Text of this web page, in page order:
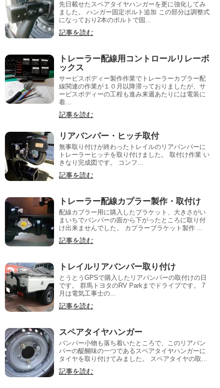
先日載せたスペアタイヤハンガーを更に強化してみ
ました。 ハンガー固定ボルト追加 この部分は調整式
になっており2本のボルトで固...
記事を読む
トレーラー配線用コントロールリレーボ
ックス
サービスボディー製作作業でトレーラーカプラー配
線関連の作業が１０月以降滞っておりましたが、サ
ービスボディーの工程も進み来週あたりには電装に
着...
記事を読む
リアバンパー・ヒッチ取付
無事取り付けが終わったトレイルのリアバンパーに
トレーラーヒッチを取り付けました。 取付け作業 い
きなり完成図です。 コンフ...
記事を読む
トレーラー配線カプラー製作・取付け
配線カプラー用に購入したブラケット、大きさがい
まいちでバンパーの面から下がったところに取り付
け出来ませんでした。 カプラーブラケット製作 ...
記事を読む
トレイルリアバンパー取り付け
とうとうGPSで購入したリアバンパーの取付けの日
です。 群馬トヨタのRV Parkまでドライブです。 7
月は電気工事士の...
記事を読む
スペアタイヤハンガー
バンパー小物も落ち着いたところで、このリアバン
パーの醍醐味の一つであるスペアタイヤハンガーに
タイヤを取り付けてみました。 スペアタイヤの取...
記事を読む